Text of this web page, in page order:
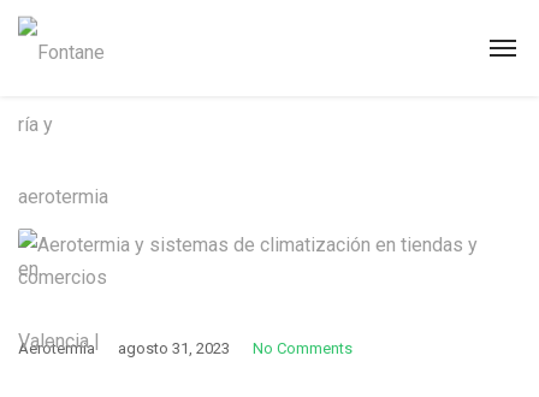
Aerotermia agosto 31, 2023 No Comments